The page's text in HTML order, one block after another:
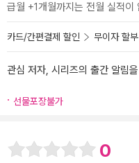
급월 +1개월까지는 전월 실적이
카드/간편결제 할인 무이자 할부
관심 저자, 시리즈의 출간 알림
선물포장불가
0